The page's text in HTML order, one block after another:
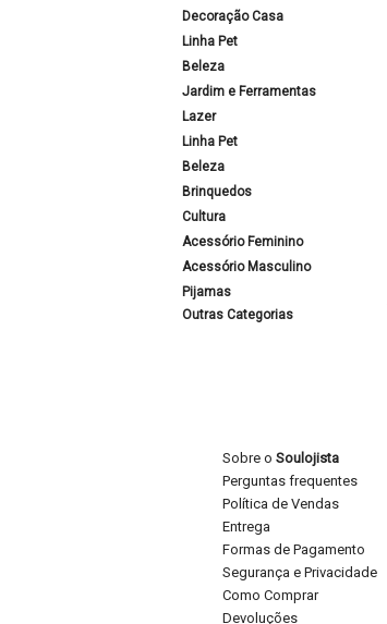
Decoração Casa
Linha Pet
Beleza
Jardim e Ferramentas
Lazer
Linha Pet
Beleza
Brinquedos
Cultura
Acessório Feminino
Acessório Masculino
Pijamas
Outras Categorias
Sobre o Soulojista
Perguntas frequentes
Política de Vendas
Entrega
Formas de Pagamento
Segurança e Privacidade
Como Comprar
Devoluções